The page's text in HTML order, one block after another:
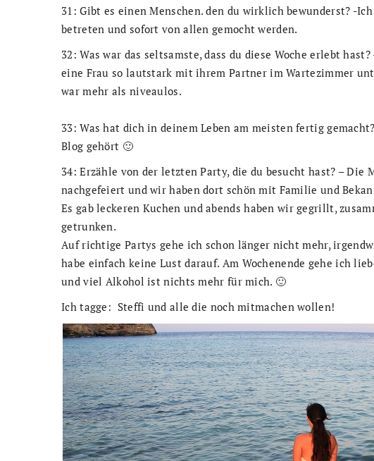
31: Gibt es einen Menschen. den du wirklich bewunderst? -
betreten und sofort von allen gemocht werden.
32: Was war das seltsamste, dass du diese Woche erlebt
eine Frau so lautstark mit ihrem Partner im Wartezimmer
war mehr als niveaulos.
33: Was hat dich in deinem Leben am meisten fertig
Blog gehört 🙂
34: Erzähle von der letzten Party, die du besucht hast? –
nachgefeiert und wir haben dort schön mit Familie und
Es gab leckeren Kuchen und abends haben wir gegrillt,
getrunken.
Auf richtige Partys gehe ich schon länger nicht mehr,
habe einfach keine Lust darauf. Am Wochenende gehe ich
und viel Alkohol ist nichts mehr für mich. 🙂
Ich tagge: Steffi und alle die noch mitmachen wollen!